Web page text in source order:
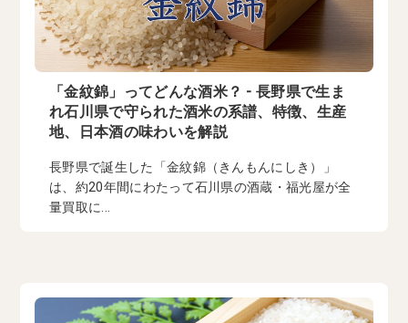
「金紋錦」ってどんな酒米？ - 長野県で生ま
れ石川県で守られた酒米の系譜、特徴、生産
地、日本酒の味わいを解説
長野県で誕生した「金紋錦（きんもんにしき）」
は、約20年間にわたって石川県の酒蔵・福光屋が全
量買取に...